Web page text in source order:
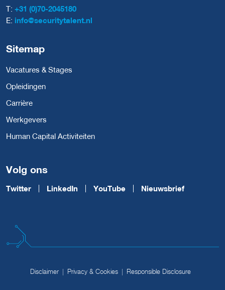
T: +31 (0)70-2045180
E: info@securitytalent.nl
Sitemap
Vacatures & Stages
Opleidingen
Carrière
Werkgevers
Human Capital Activiteiten
Volg ons
Twitter LinkedIn YouTube Nieuwsbrief
Disclaimer Privacy & Cookies Responsible Disclosure